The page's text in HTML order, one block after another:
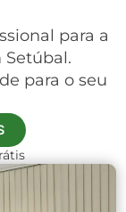
para a
Setúbal.
para o seu